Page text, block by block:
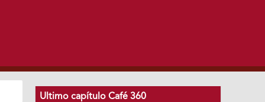
Ultimo capítulo Café 360